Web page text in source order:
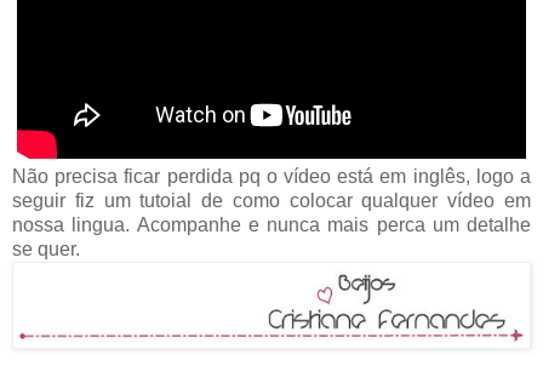
Não precisa ficar perdida pq o vídeo está em inglês, logo a
seguir fiz um tutoial de como colocar qualquer vídeo em
nossa lingua. Acompanhe e nunca mais perca um detalhe
se quer.